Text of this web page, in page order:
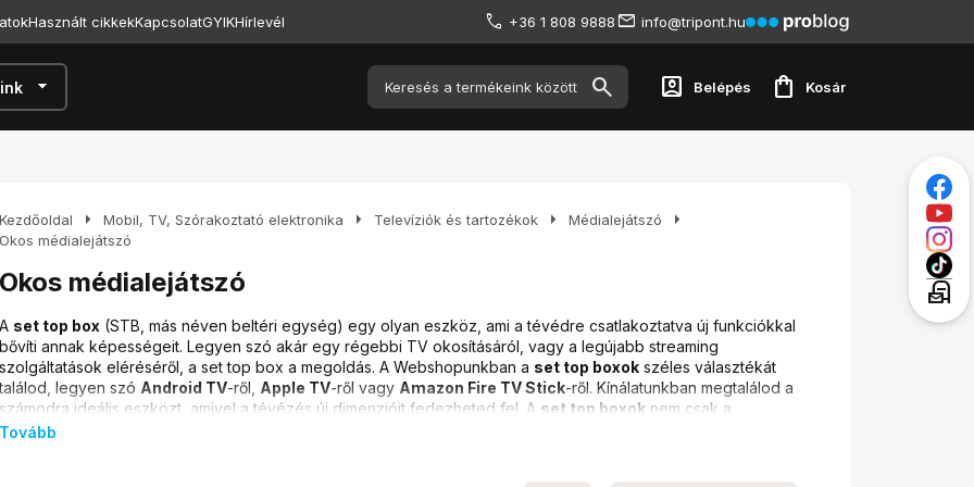
Használt cikkekKapcsolatGYIKHírlevél +36 1 808 9888 info@tripont.hu
arrow_drop_down account_box Belépés shopping_bag Kosár
Kezdőoldal arrow_right Mobil, TV, Szórakoztató elektronika arrow_right Televíziók és tartozékok arrow_right Médialejátszó arrow_right
Okos médialejátszó
Okos médialejátszó
A set top box (STB, más néven beltéri egység) egy olyan eszköz, ami a tévédre csatlakoztatva új funkciókkal
bővíti annak képességeit. Legyen szó akár egy régebbi TV okosításáról, vagy a legújabb streaming
szolgáltatások eléréséről, a set top box a megoldás. A Webshopunkban a set top boxok széles választékát
találod, legyen szó Android TV-ről, Apple TV-ről vagy Amazon Fire TV Stick-ről. Kínálatunkban megtalálod a
számodra ideális eszközt, amivel a tévézés új dimenzióit fedezheted fel. A set top boxok nem csak a
szórakozást szolgálják, hanem akár prezentációkhoz is kiválóan használhatók. Ha szeretnéd a régi tévédet
Tovább
local_post_office